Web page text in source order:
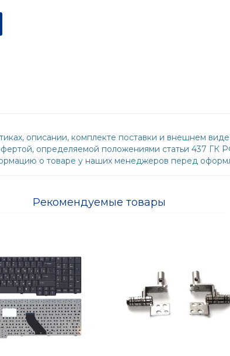
описании, комплекте поставки и внешнем
определяемой положениями статьи 437
о товаре у наших менеджеров перед
Рекомендуемые товары